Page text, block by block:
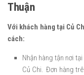
Thuận
Với khách hàng tại Củ
cách:
Nhận hàng tận nơi
Củ Chi. Đơn hàng